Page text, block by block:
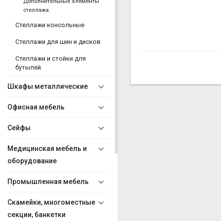
стеллажа
Стеллажи консольные
Стеллажи для шин и дисков
Стеллажи и стойки для
бутылей
Шкафы металлические
Офисная мебель
Сейфы
Медицинская мебель и
оборудование
Промышленная мебель
Скамейки, многоместные
секции, банкетки